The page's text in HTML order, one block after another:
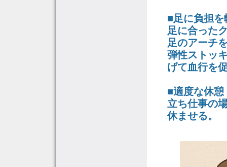
■足に負担を
足に合った
足のアーチ
弾性ストッ
げて血行を
■適度な休憩
立ち仕事の
休ませる。